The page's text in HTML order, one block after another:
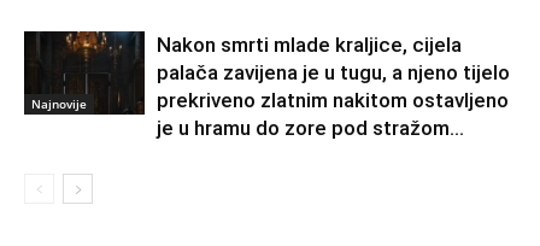
Najnovije
Nakon smrti mlade kraljice, cijela
palača zavijena je u tugu, a njeno tijelo
prekriveno zlatnim nakitom ostavljeno
je u hramu do zore pod stražom...